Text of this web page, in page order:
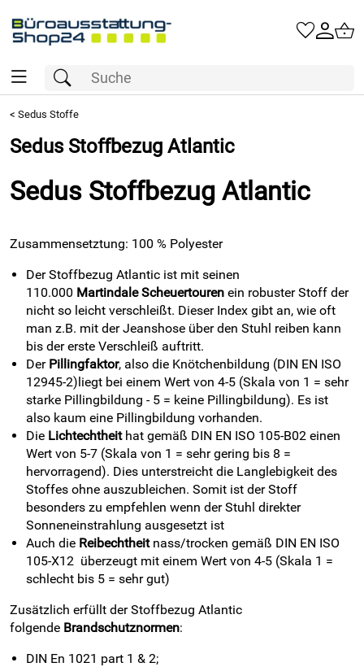
< Sedus Stoffe
Sedus Stoffbezug Atlantic
Sedus Stoffbezug Atlantic
Zusammensetztung: 100 % Polyester
Der Stoffbezug Atlantic ist mit seinen
110.000 Martindale Scheuertouren ein robuster Stoff der
nicht so leicht verschleißt. Dieser Index gibt an, wie oft
man z.B. mit der Jeanshose über den Stuhl reiben kann
bis der erste Verschleiß auftritt.
Der Pillingfaktor, also die Knötchenbildung (DIN EN ISO
12945-2)liegt bei einem Wert von 4-5 (Skala von 1 = sehr
starke Pillingbildung - 5 = keine Pillingbildung). Es ist
also kaum eine Pillingbildung vorhanden.
Die Lichtechtheithat gemäß DIN EN ISO 105-B02 einen
Wert von 5-7 (Skala von 1 = sehr gering bis 8 =
hervorragend). Dies unterstreicht die Langlebigkeit des
Stoffes ohne auszubleichen. Somit ist der Stoff
besonders zu empfehlen wenn der Stuhl direkter
Sonneneinstrahlung ausgesetzt ist
Auch die Reibechtheitnass/trocken gemäß DIN EN ISO
105-X12 überzeugt mit einem Wert von 4-5 (Skala 1 =
schlecht bis 5 = sehr gut)
Zusätzlich erfüllt der Stoffbezug Atlantic
folgende Brandschutznormen:
DIN En 1021 part 1 & 2;